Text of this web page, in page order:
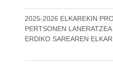
2025-2026 ELKAREKIN
PERTSONEN
ERDIKO SAREAREN